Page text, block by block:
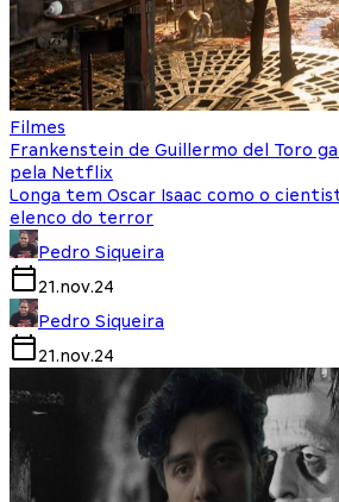
Filmes
Frankenstein de Guillermo del Toro
pela Netflix
Longa tem Oscar Isaac como o
elenco do terror
Pedro Siqueira
21.nov.24
Pedro Siqueira
21.nov.24